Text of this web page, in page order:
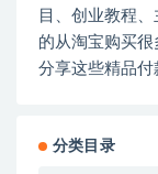
目、创业教程
的从淘宝购买
分享这些精品付
分类目录